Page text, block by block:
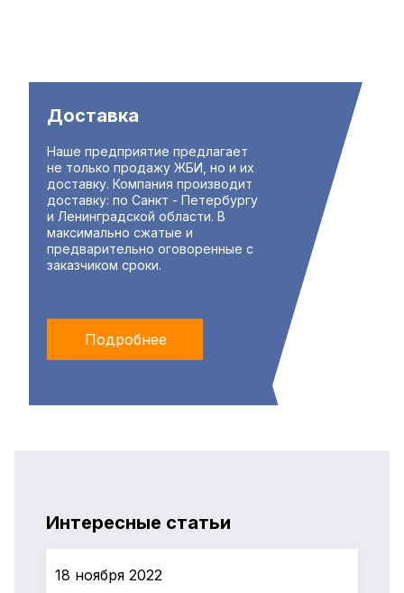
Доставка
Наше предприятие предлагает
не только продажу ЖБИ, но и их
доставку. Компания производит
доставку: по Санкт - Петербургу
и Ленинградской области. В
максимально сжатые и
предварительно оговоренные с
заказчиком сроки.
Подробнее
Интересные статьи
18 ноября 2022